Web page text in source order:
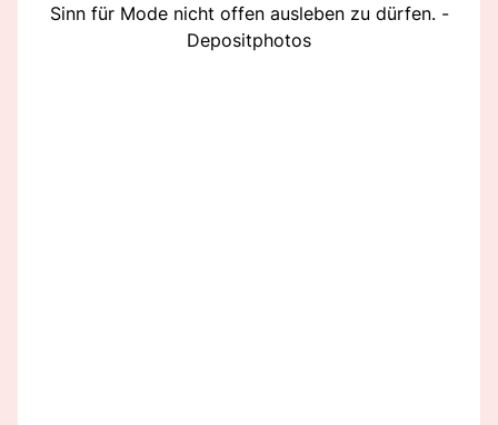
Sinn für Mode nicht offen ausleben zu dürfen. -
Depositphotos